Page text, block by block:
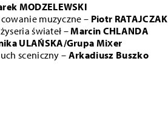
MODZELEWSKI
muzyczne – Piotr RATAJCZAK
świateł –Marcin CHLANDA
ULAŃSKA/Grupa Mixer
sceniczny – Arkadiusz Buszko